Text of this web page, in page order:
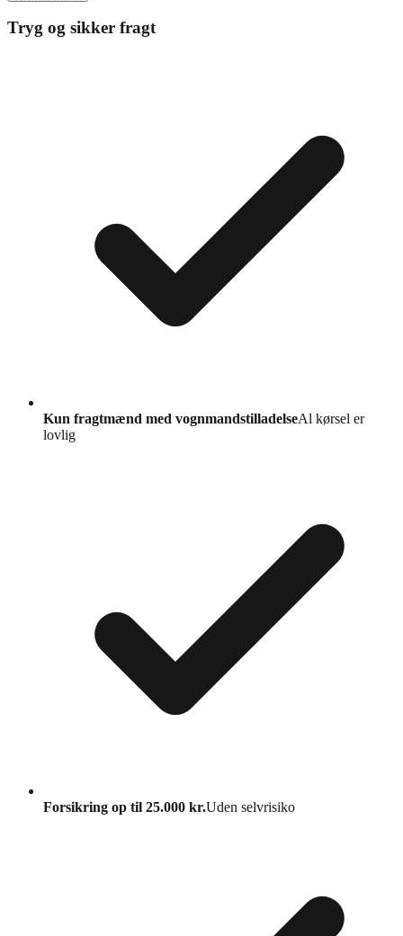
Tryg og sikker fragt
Kun fragtmænd med vognmandstilladelseAl kørsel er
lovlig
Forsikring op til 25.000 kr.Uden selvrisiko